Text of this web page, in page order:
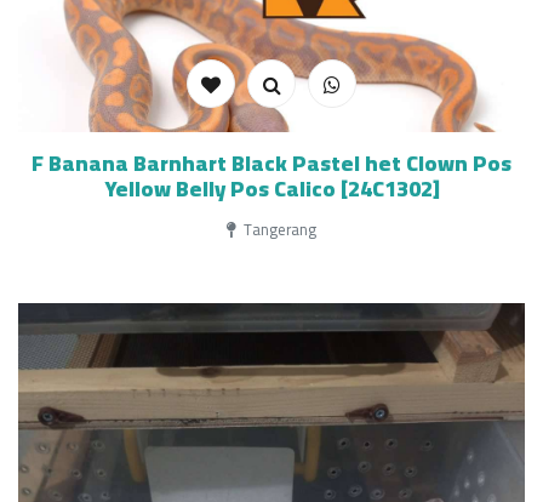
F Banana Barnhart Black Pastel het Clown Pos
Yellow Belly Pos Calico [24C1302]
Tangerang